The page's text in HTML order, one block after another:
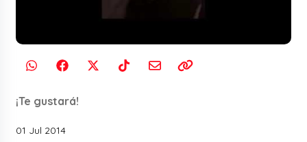
¡Te gustará!
01 Jul 2014